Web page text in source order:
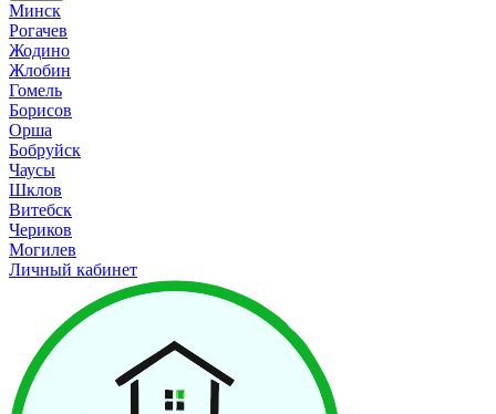
Минск
Рогачев
Жодино
Жлобин
Гомель
Борисов
Орша
Бобруйск
Чаусы
Шклов
Витебск
Чериков
Могилев
Личный кабинет